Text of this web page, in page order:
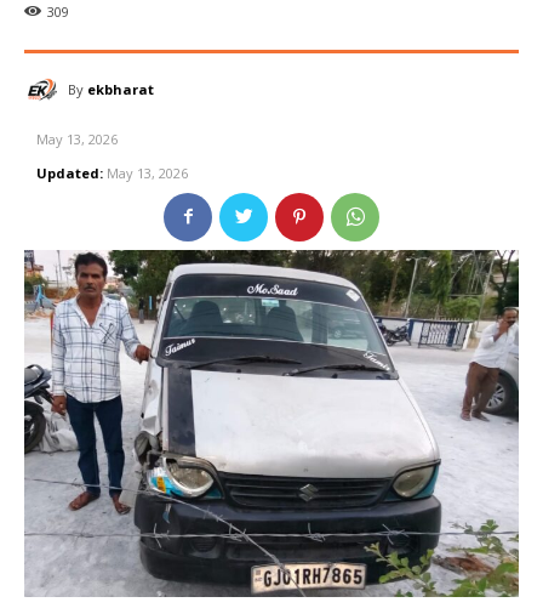
309
By ekbharat
May 13, 2026
Updated: May 13, 2026